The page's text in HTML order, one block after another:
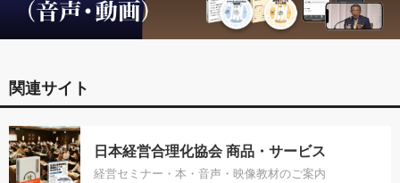
関連サイト
日本経営合理化協会 商品・サービス
経営セミナー・本・音声・映像教材のご案内